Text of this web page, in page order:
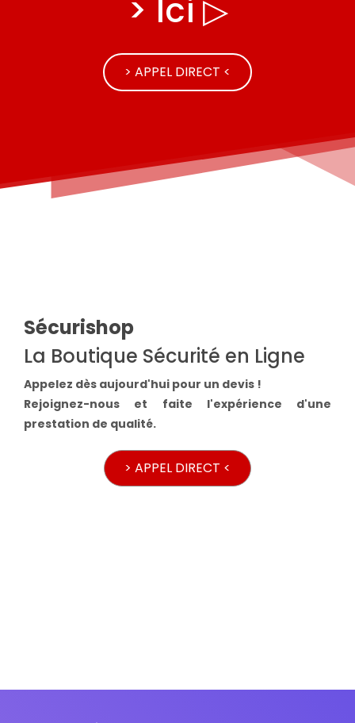
> Ici ▷
> APPEL DIRECT <
Sécurishop
La Boutique Sécurité en Ligne
Appelez dès aujourd'hui pour un devis !
Rejoignez-nous et faite l'expérience d'une
prestation de qualité.
> APPEL DIRECT <